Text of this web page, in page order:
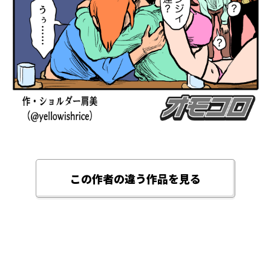
この作者の違う作品を見る